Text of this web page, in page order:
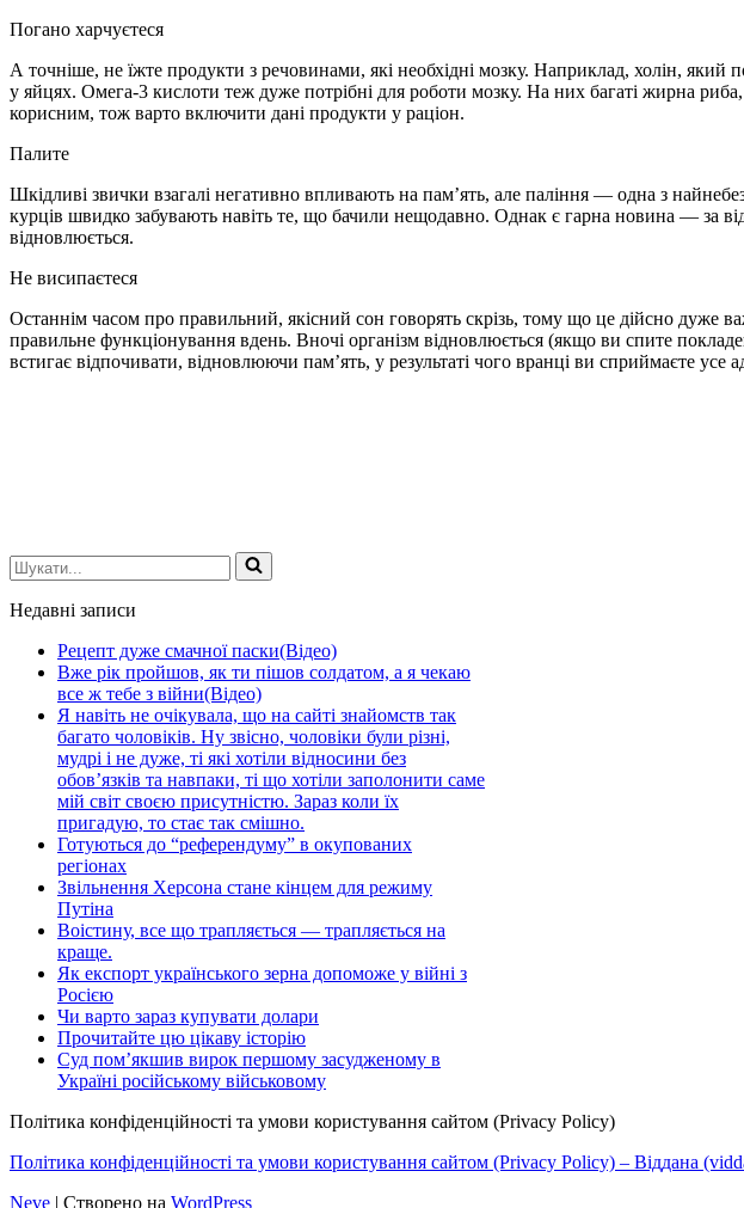
Погано харчуєтеся
А точніше, не їжте продукти з речовинами, які необхідні мозку. Наприклад, холін,
у яйцях. Омега-3 кислоти теж дуже потрібні для роботи мозку. На них багаті жирна
корисним, тож варто включити дані продукти у раціон.
Палите
Шкідливі звички взагалі негативно впливають на пам’ять, але паління — одна з
курців швидко забувають навіть те, що бачили нещодавно. Однак є гарна новина — за
відновлюється.
Не висипаєтеся
Останнім часом про правильний, якісний сон говорять скрізь, тому що це дійсно дуже
правильне функціонування вдень. Вночі організм відновлюється (якщо ви спите
встигає відпочивати, відновлюючи пам’ять, у результаті чого вранці ви сприймаєте усе
Шукати...
Недавні записи
Рецепт дуже смачної паски(Відео)
Вже рік пройшов, як ти пішов солдатом, а я чекаю
все ж тебе з війни(Відео)
Я навіть не очікувала, що на сайті знайомств так
багато чоловіків. Ну звісно, чоловіки були різні,
мудрі і не дуже, ті які хотіли відносини без
обов’язків та навпаки, ті що хотіли заполонити саме
мій світ своєю присутністю. Зараз коли їх
пригадую, то стає так смішно.
Готуються до “референдуму” в окупованих
регіонах
Звільнення Херсона стане кінцем для режиму
Путіна
Воістину, все що трапляється — трапляється на
краще.
Як експорт українського зерна допоможе у війні з
Росією
Чи варто зараз купувати долари
Прочитайте цю цікаву історію
Суд пом’якшив вирок першому засудженому в
Україні російському військовому
Політика конфіденційності та умови користування сайтом (Privacy Policy)
Політика конфіденційності та умови користування сайтом (Privacy Policy) – Віддана
Neve | Створено на WordPress